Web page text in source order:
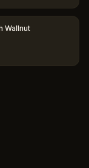
Wallnut